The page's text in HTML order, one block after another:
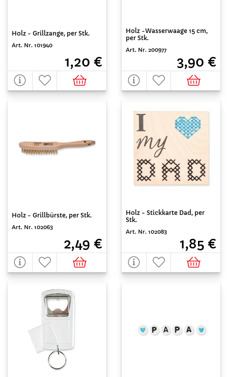
Holz - Grillzange, per Stk.
Art. Nr. 101940
1,20 €
Holz -Wasserwaage 15 cm,
per Stk.
Art. Nr. 200977
3,90 €
Holz - Grillbürste, per Stk.
Art. Nr. 102063
2,49 €
Holz - Stickkarte Dad, per
Stk.
Art. Nr. 102083
1,85 €